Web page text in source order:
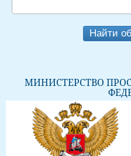
Найти
МИНИСТЕРСТВО